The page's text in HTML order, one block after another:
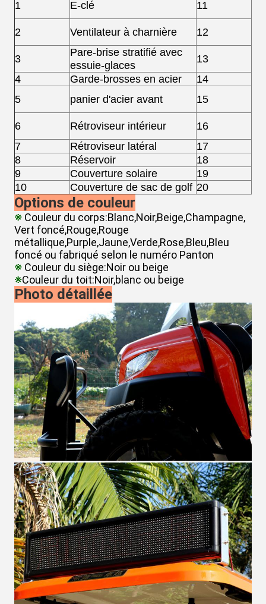
1 E-clé 11
2
Ventilateur à charnière 12
3
Pare-brise stratifié avec
essuie-glaces
13
4
Garde-brosses en acier 14
5
panier d'acier avant 15
6
Rétroviseur intérieur 16
7
Rétroviseur latéral 17
8
Réservoir 18
9
Couverture solaire 19
10
Couverture de sac de golf 20
Options de couleur
※ Couleur du corps:Blanc,Noir,Beige,Champagne,
Vert foncé,Rouge,Rouge
métallique,Purple,Jaune,Verde,Rose,Bleu,Bleu
foncé ou fabriqué selon le numéro Panton
※ Couleur du siège:Noir ou beige
※Couleur du toit:Noir,blanc ou beige
Photo détaillée